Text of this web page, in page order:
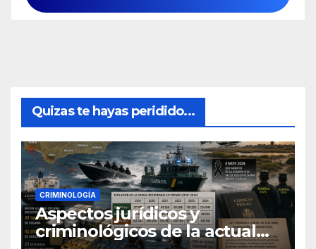
Quizas te hayas peridido...
CRIMINOLOGÍA
Aspectos jurídicos y
criminológicos de la actual